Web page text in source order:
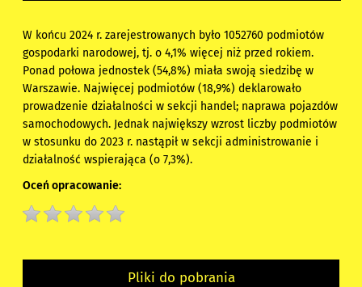
W końcu 2024 r. zarejestrowanych było 1052760 podmiotów
gospodarki narodowej, tj. o 4,1% więcej niż przed rokiem.
Ponad połowa jednostek (54,8%) miała swoją siedzibę w
Warszawie. Najwięcej podmiotów (18,9%) deklarowało
prowadzenie działalności w sekcji handel; naprawa pojazdów
samochodowych. Jednak największy wzrost liczby podmiotów
w stosunku do 2023 r. nastąpił w sekcji administrowanie i
działalność wspierająca (o 7,3%).
Oceń opracowanie:
Pliki do pobrania